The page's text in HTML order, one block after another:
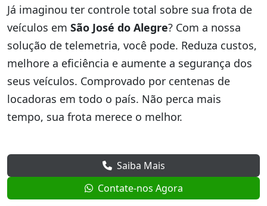
Já imaginou ter controle total sobre sua frota de
veículos em São José do Alegre? Com a nossa
solução de telemetria, você pode. Reduza custos,
melhore a eficiência e aumente a segurança dos
seus veículos. Comprovado por centenas de
locadoras em todo o país. Não perca mais
tempo, sua frota merece o melhor.
Saiba Mais
Contate-nos Agora